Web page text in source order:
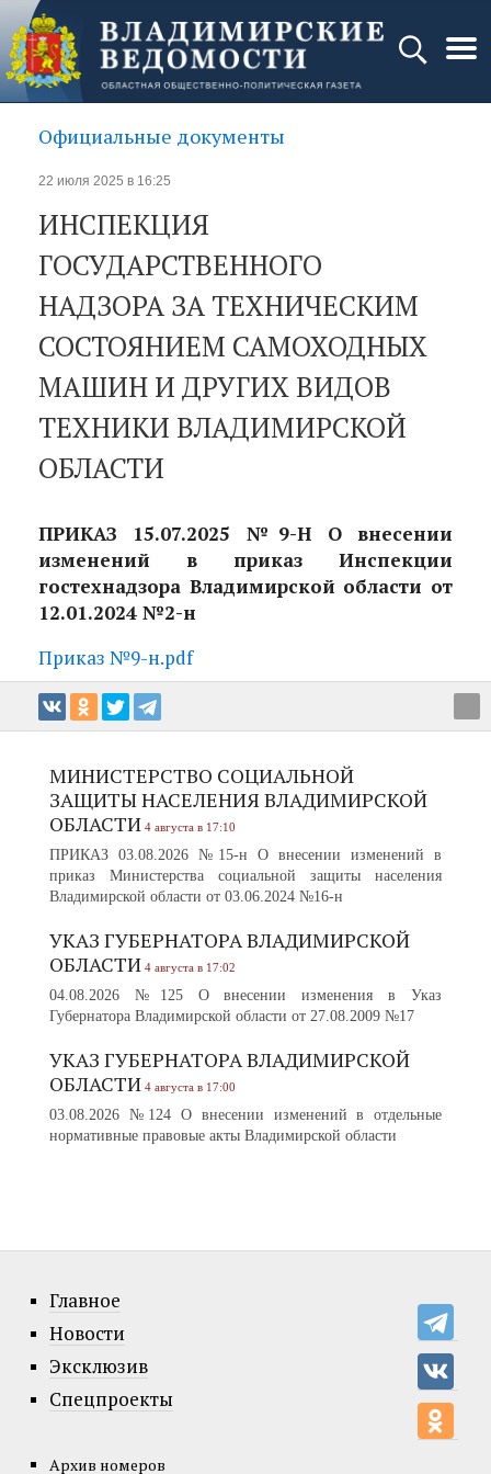
Официальные документы
22 июля 2025 в 16:25
ИНСПЕКЦИЯ
ГОСУДАРСТВЕННОГО
НАДЗОРА ЗА ТЕХНИЧЕСКИМ
СОСТОЯНИЕМ САМОХОДНЫХ
МАШИН И ДРУГИХ ВИДОВ
ТЕХНИКИ ВЛАДИМИРСКОЙ
ОБЛАСТИ
ПРИКАЗ 15.07.2025 №9-Н О внесении
изменений в приказ Инспекции
гостехнадзора Владимирской области от
12.01.2024 №2-н
Приказ №9-н.pdf
МИНИСТЕРСТВО СОЦИАЛЬНОЙ
ЗАЩИТЫ НАСЕЛЕНИЯ ВЛАДИМИРСКОЙ
ОБЛАСТИ 4 августа в 17:10
ПРИКАЗ 03.08.2026 №15-н О внесении изменений в
приказ Министерства социальной защиты населения
Владимирской области от 03.06.2024 №16-н
УКАЗ ГУБЕРНАТОРА ВЛАДИМИРСКОЙ
ОБЛАСТИ 4 августа в 17:02
04.08.2026 №125 О внесении изменения в Указ
Губернатора Владимирской области от 27.08.2009 №17
УКАЗ ГУБЕРНАТОРА ВЛАДИМИРСКОЙ
ОБЛАСТИ 4 августа в 17:00
03.08.2026 №124 О внесении изменений в отдельные
нормативные правовые акты Владимирской области
Главное
Новости
Эксклюзив
Спецпроекты
Архив номеров